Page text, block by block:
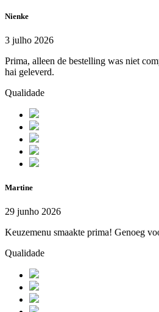
Nienke
3 julho 2026
Prima, alleen de bestelling was niet
hai geleverd.
Qualidade
Martine
29 junho 2026
Keuzemenu smaakte prima! Genoeg
Qualidade